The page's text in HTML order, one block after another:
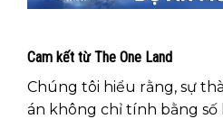
Cam kết từ The One Land
Chúng tôi hiểu rằng, sự
án không chỉ tính bằng